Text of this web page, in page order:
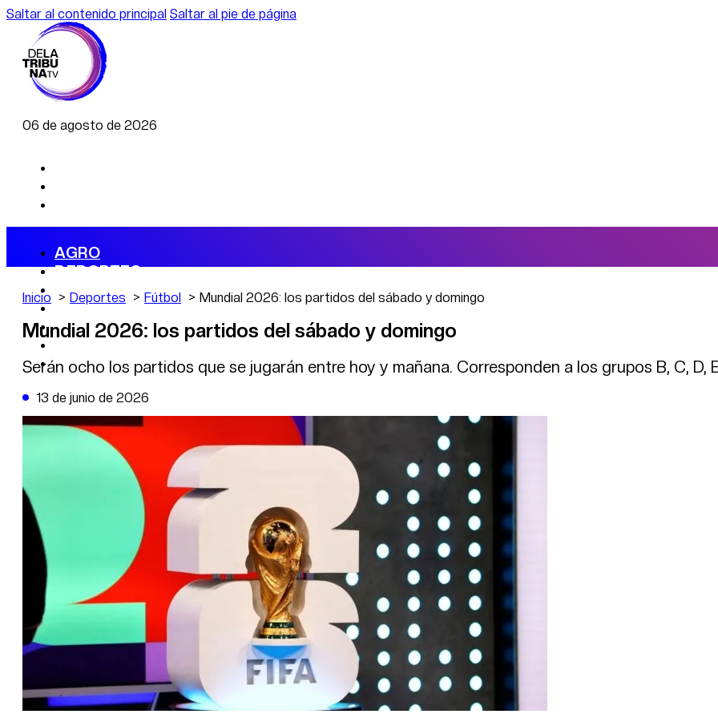
Saltar al contenido principal Saltar al pie de página
06 de agosto de 2026
AGRO
DEPORTES
ECONOMÍA
POLÍTICA
CAMBIO CLIMÁTICO
DE LA TRIBUNA TV
Inicio Deportes Fútbol Mundial 2026: los partidos del sábado y domingo
Mundial 2026: los partidos del sábado y domingo
Serán ocho los partidos que se jugarán entre hoy y mañana. Corresponden a los grupos B, C, D,
13 de junio de 2026